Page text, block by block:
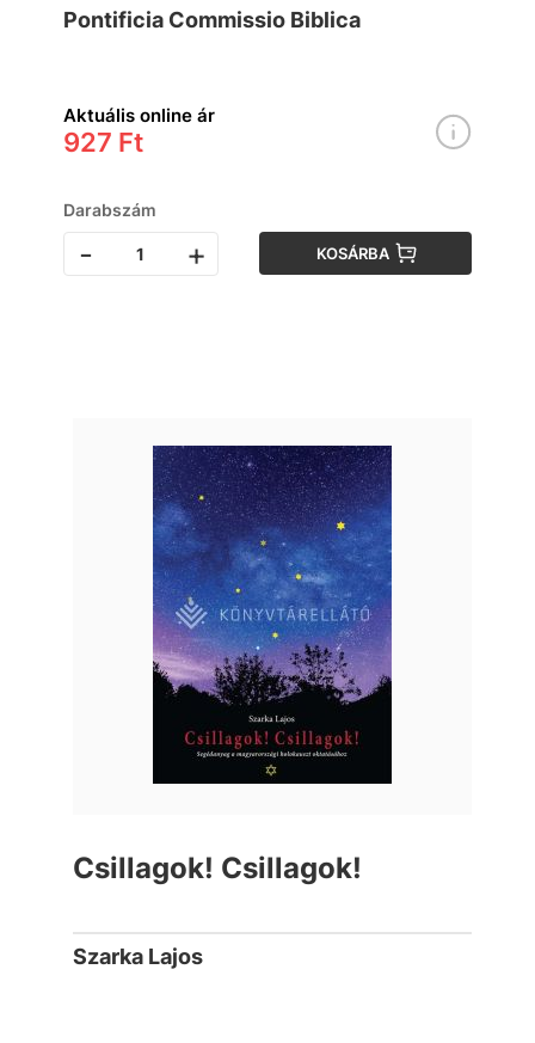
Pontificia Commissio Biblica
Aktuális online ár
927 Ft
Darabszám
- + KOSÁRBA
Csillagok! Csillagok!
Szarka Lajos